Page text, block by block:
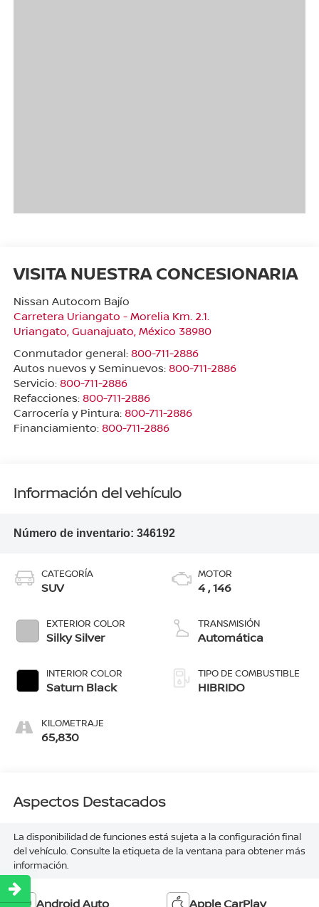
VISITA NUESTRA CONCESIONARIA
Nissan Autocom Bajío
Carretera Uriangato - Morelia Km. 2.1.
Uriangato, Guanajuato, México 38980
Conmutador general: 800-711-2886
Autos nuevos y Seminuevos: 800-711-2886
Servicio: 800-711-2886
Refacciones: 800-711-2886
Carrocería y Pintura: 800-711-2886
Financiamiento: 800-711-2886
Información del vehículo
Número de inventario: 346192
CATEGORÍA
SUV
EXTERIOR COLOR
Silky Silver
INTERIOR COLOR
Saturn Black
KILOMETRAJE
65,830
MOTOR
4 , 146
TRANSMISIÓN
Automática
TIPO DE COMBUSTIBLE
HIBRIDO
Aspectos Destacados
La disponibilidad de funciones está sujeta a la configuración final
del vehículo. Consulte la etiqueta de la ventana para obtener más
información.
Android Auto Apple CarPlay